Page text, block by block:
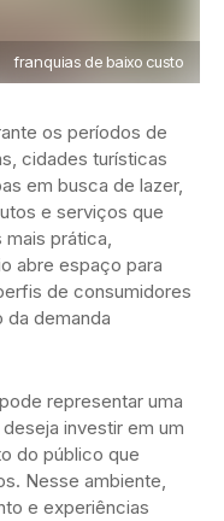
franquias de baixo custo
os períodos de
cidades turísticas
em busca de lazer,
e serviços que
prática,
abre espaço para
de consumidores
da demanda
representar uma
investir em um
do público que
Nesse ambiente,
e experiências